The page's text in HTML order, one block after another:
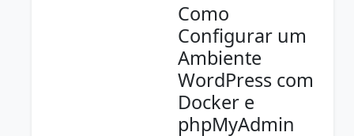
Como
Configurar um
Ambiente
WordPress com
Docker e
phpMyAdmin